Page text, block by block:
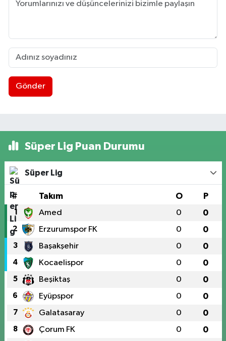
Gönder
Süper Lig Puan Durumu
Süper Lig
# Takım O P
1 Amed 0 0
2 Erzurumspor FK 0 0
3 Başakşehir 0 0
4 Kocaelispor 0 0
5 Beşiktaş 0 0
6 Eyüpspor 0 0
7 Galatasaray 0 0
8 Çorum FK 0 0